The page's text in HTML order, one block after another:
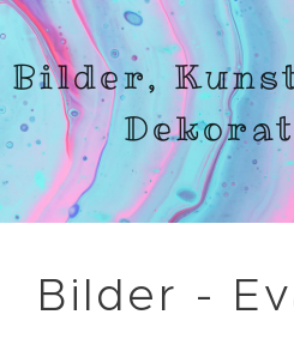
Bilder,
Bilder -